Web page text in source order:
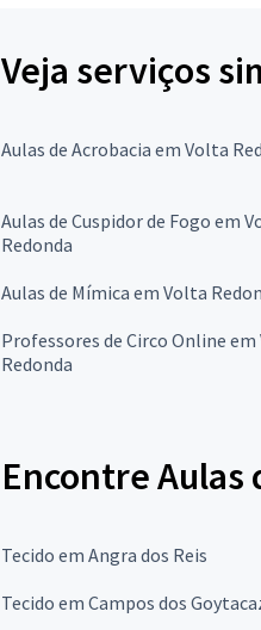
Veja serviços
Aulas de Acrobacia em Volta
Aulas de Cuspidor de Fogo em
Redonda
Aulas de Mímica em Volta
Professores de Circo Online
Redonda
Encontre Aulas
Tecido em Angra dos Reis
Tecido em Campos dos